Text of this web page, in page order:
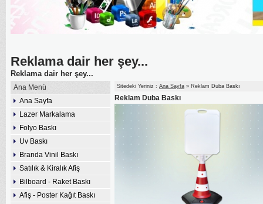
Reklama dair her şey...
Reklama dair her şey...
Ana Menü
Ana Sayfa
Lazer Markalama
Folyo Baskı
Uv Baskı
Branda Vinil Baskı
Satılık & Kiralık Afiş
Bilboard - Raket Baskı
Afiş - Poster Kağıt Baskı
Sitedeki Yeriniz : Ana Sayfa » Reklam Duba Baskı
Reklam Duba Baskı